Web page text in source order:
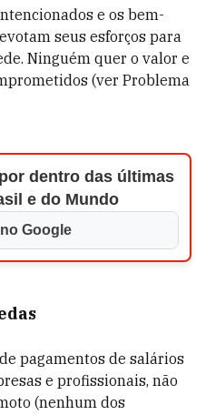
e os bem-
seus esforços para
Ninguém quer o valor e
(ver Problema
dentro das últimas
e do Mundo
Google
pagamentos de salários
e profissionais, não
(nenhum dos